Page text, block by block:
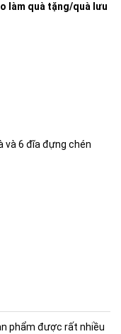
làm quà tặng/quà lưu
và 6 đĩa đựng chén
phẩm được rất nhiều